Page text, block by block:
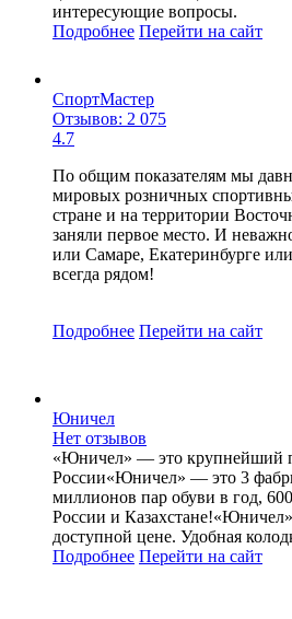
интересующие вопросы.
Подробнее Перейти на сайт
СпортМастер
Отзывов: 2 075
4.7
По общим показателям мы
мировых розничных
стране и на территории
заняли первое место. И
или Самаре, Екатеринбурге
всегда рядом!
Подробнее Перейти на сайт
Юничел
Нет отзывов
«Юничел» — это крупнейший
России«Юничел» — это 3
миллионов пар обуви в год,
России и
доступной цене. Удобная
Подробнее Перейти на сайт